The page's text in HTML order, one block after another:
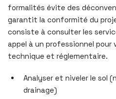
formalités évite des
garantit la conformité du
consiste à consulter les
appel à un professionnel pour
technique et réglementaire.
Analyser et niveler le sol
drainage)